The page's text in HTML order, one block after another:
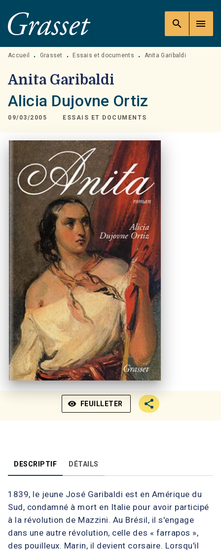
MENU RECHERCHE
PIED DE PAGE
search menu
Accueil • Grasset • Essais et documents • Anita Garibaldi
Anita Garibaldi
Alicia Dujovne Ortiz
09/03/2005 ESSAIS ET DOCUMENTS
visibility FEUILLETER
DESCRIPTIF DÉTAILS
1839, le jeune José Garibaldi est en Amérique du
Sud, condamné à mort en Italie pour avoir participé
à la révolution de Mazzini. Au Brésil, il s'engage
dans une autre révolution, celle des « farrapos »,
des pouilleux. Marin, il devient corsaire. Lorsqu'il